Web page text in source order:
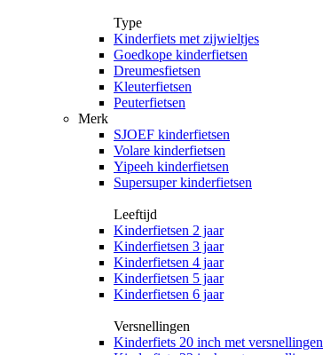
Type
Kinderfiets met zijwieltjes
Goedkope kinderfietsen
Dreumesfietsen
Kleuterfietsen
Peuterfietsen
Merk
SJOEF kinderfietsen
Volare kinderfietsen
Yipeeh kinderfietsen
Supersuper kinderfietsen
Leeftijd
Kinderfietsen 2 jaar
Kinderfietsen 3 jaar
Kinderfietsen 4 jaar
Kinderfietsen 5 jaar
Kinderfietsen 6 jaar
Versnellingen
Kinderfiets 20 inch met versnellingen